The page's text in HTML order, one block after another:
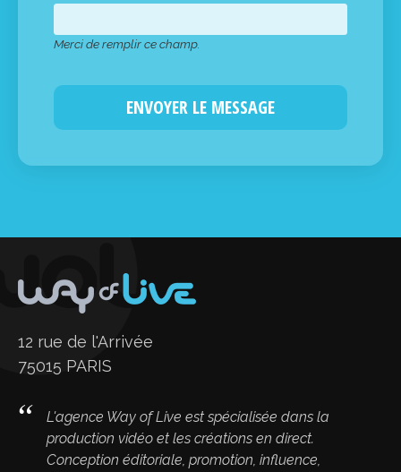
Merci de remplir ce champ.
12 rue de l'Arrivée
75015 PARIS
L'agence Way of Live est spécialisée dans la
production vidéo et les créations en direct.
Conception éditoriale, promotion, influence,